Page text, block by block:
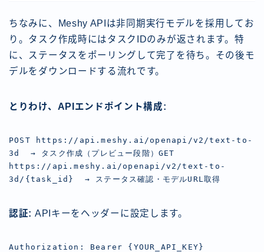
ちなみに、Meshy APIは非同期実行モデルを採用してお
り。タスク作成時にはタスクIDのみが返されます。特
に、ステータスをポーリングして完了を待ち。その後モ
デルをダウンロードする流れです。
とりわけ、APIエンドポイント構成:
POST https://api.meshy.ai/openapi/v2/text-to-
3d  → タスク作成（プレビュー段階）GET
https://api.meshy.ai/openapi/v2/text-to-
3d/{task_id}  → ステータス確認・モデルURL取得
認証: APIキーをヘッダーに設定します。
Authorization: Bearer {YOUR_API_KEY}